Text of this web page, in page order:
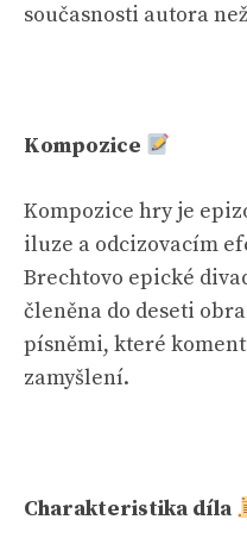
současnosti autora
Kompozice
Kompozice hry je
iluze a odcizovacím
Brechtovo epické
členěna do deseti
písněmi, které
zamyšlení.
Charakteristika díla